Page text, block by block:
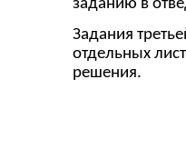
заданию в
Задания
отдельных
решения.